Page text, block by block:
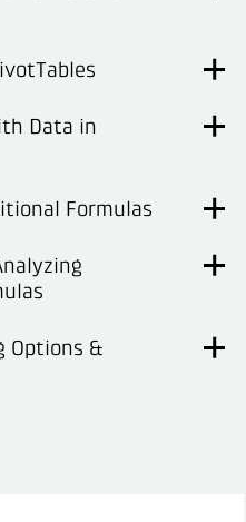
Data in
Formulas
Options &